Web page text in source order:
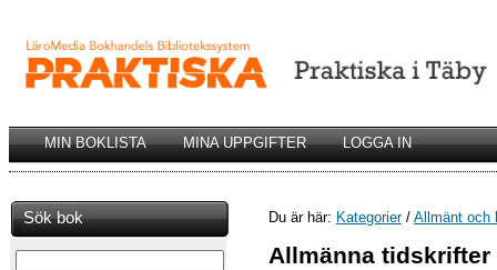
MIN BOKLISTA MINA UPPGIFTER LOGGA IN
Sök bok Du är här: Kategorier/ Allmänt och
Allmänna